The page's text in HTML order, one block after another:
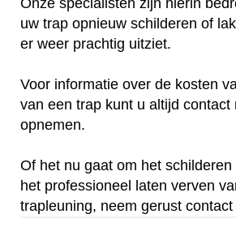
uw trap opnieuw schilderen of
er weer prachtig uitziet.
Voor informatie over de kosten
van een trap kunt u altijd contact
opnemen.
Of het nu gaat om het
het professioneel laten verven
trapleuning, neem gerust